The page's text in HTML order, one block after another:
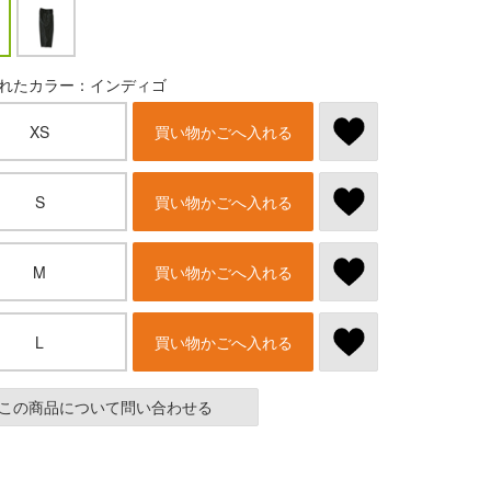
たカラー：インディゴ
XS 買い物かごへ入れる
S 買い物かごへ入れる
M 買い物かごへ入れる
L 買い物かごへ入れる
の商品について問い合わせる